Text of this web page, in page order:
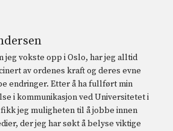
jeg vokste opp i Oslo, har jeg alltid
av ordenes kraft og deres evne
endringer. Etter å ha fullført min
i kommunikasjon ved Universitetet i
jeg muligheten til å jobbe innen
der jeg har søkt å belyse viktige